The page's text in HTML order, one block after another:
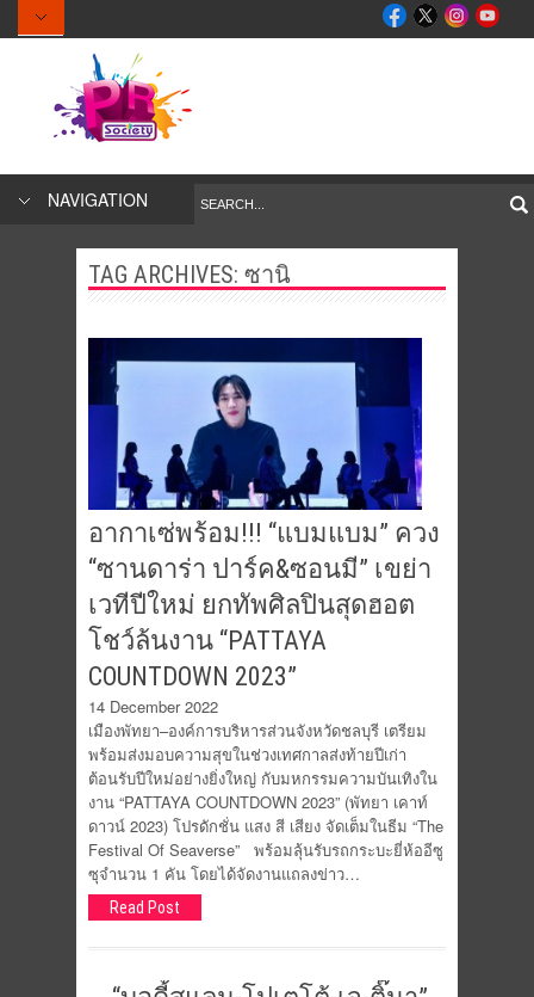
NAVIGATION
TAG ARCHIVES: ซานิ
อากาเซ่พร้อม!!! “แบมแบม” ควง
“ซานดาร่า ปาร์ค&ซอนมี” เขย่า
เวทีปีใหม่ ยกทัพศิลปินสุดฮอต
โชว์ล้นงาน “PATTAYA
COUNTDOWN 2023”
14 December 2022
เมืองพัทยา–องค์การบริหารส่วนจังหวัดชลบุรี เตรียม
พร้อมส่งมอบความสุขในช่วงเทศกาลส่งท้ายปีเก่า
ต้อนรับปีใหม่อย่างยิ่งใหญ่ กับมหกรรมความบันเทิงใน
งาน “PATTAYA COUNTDOWN 2023” (พัทยา เคาท์
ดาวน์ 2023) โปรดักชั่น แสง สี เสียง จัดเต็มในธีม “The
Festival Of Seaverse” พร้อมลุ้นรับรถกระบะยี่ห้ออีซู
ซุจำนวน 1 คัน โดยได้จัดงานแถลงข่าว…
Read Post